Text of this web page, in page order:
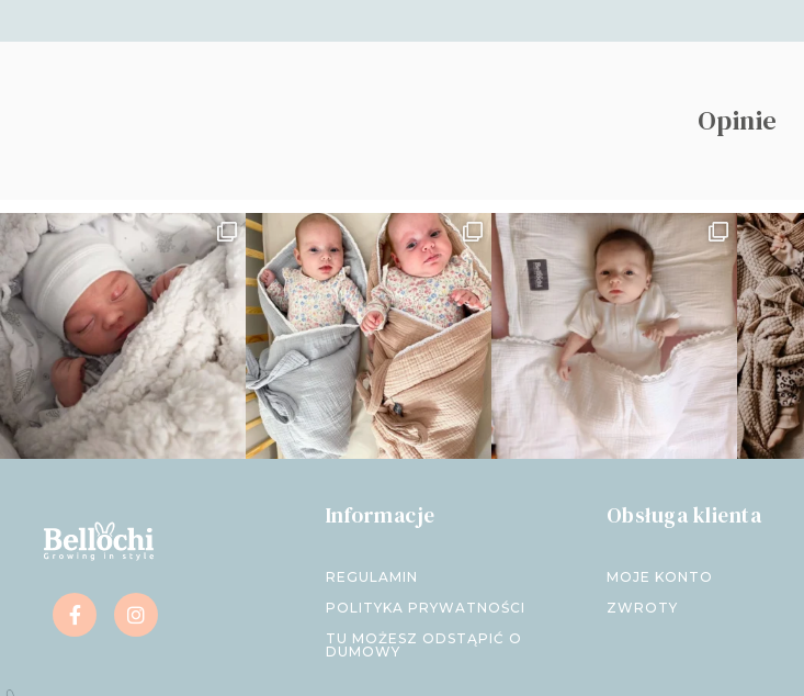
Opinie
Informacje
REGULAMIN
POLITYKA PRYWATNOŚCI
TU MOŻESZ ODSTĄPIĆ O
DUMOWY
Obsługa klienta
MOJE KONTO
ZWROTY